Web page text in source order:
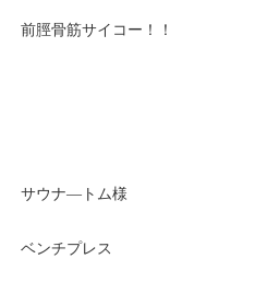
前脛骨筋サイコー！！
サウナ―トム様
ベンチプレス